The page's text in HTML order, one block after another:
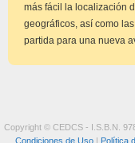
más fácil la localización
geográficos, así como
partida para una nueva
Copyright © CEDCS - I.S.B.N.
Condiciones de Uso| Política